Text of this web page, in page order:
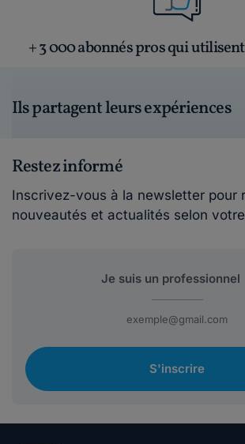
+ 3 000 abonnés pros qui
Ils partagent leurs expériences
Restez informé
Inscrivez-vous à la newsletter pour
nouveautés et actualités selon
S'inscrire